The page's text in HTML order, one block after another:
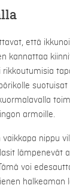
että
kannattaa
rikkoutumisia
armoille.
vaikkapa nippu
lämpenevät
voi
halkeaman